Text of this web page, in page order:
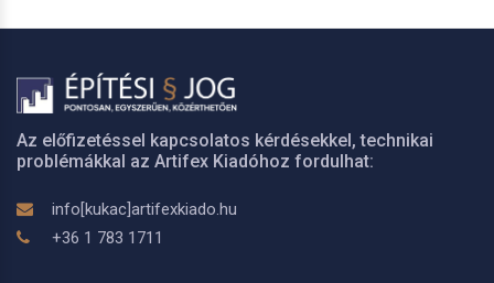
Az előfizetéssel kapcsolatos kérdésekkel, technikai
problémákkal az Artifex Kiadóhoz fordulhat:
info[kukac]artifexkiado.hu
+36 1 783 1711